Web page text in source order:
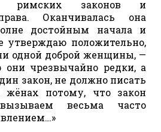
римских законов и
Оканчивалась она
достойным начала и
утверждаю положительно,
одной доброй женщины, —
они чрезвычайно редки, а
закон, не должно писать
жёнах потому, что закон
весьма часто